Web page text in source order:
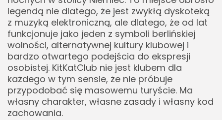
legendą nie dlatego, że jest zwykłą dyskoteką
z muzyką elektroniczną, ale dlatego, że od lat
funkcjonuje jako jeden z symboli berlińskiej
wolności, alternatywnej kultury klubowej i
bardzo otwartego podejścia do ekspresji
osobistej. KitKatClub nie jest klubem dla
każdego w tym sensie, że nie próbuje
przypodobać się masowemu turyście. Ma
własny charakter, własne zasady i własny kod
zachowania.
Szacunek i zgoda
Zakaz zdjęć i prywatność
Alkohol, używki i odpowiedzialność
Berlin KitKat dla turysty
Czy warto iść do KitKatClub podczas wizyty w
Berlinie
Jak przygotować się mentalnie
Bezpieczeństwo i powrót do hotelu